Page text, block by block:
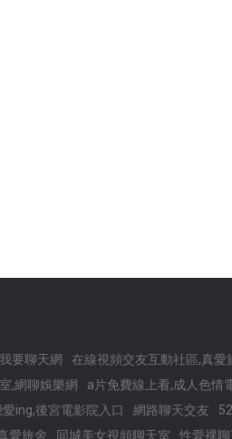
要聊天網 在線視頻交友互動社區,真
,網聊娛樂網 a片免費線上看,成人色情
ing,後宮電影院入口 網路聊天交友
愛旅舍 同城美女視頻聊天室 性愛裸